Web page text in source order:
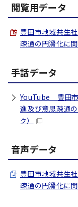
閲覧用データ
豊田市地域共生
疎通の円滑化に
手話データ
YouTube 豊田市
進及び意思疎通
ク）
音声データ
豊田市地域共生
疎通の円滑化に